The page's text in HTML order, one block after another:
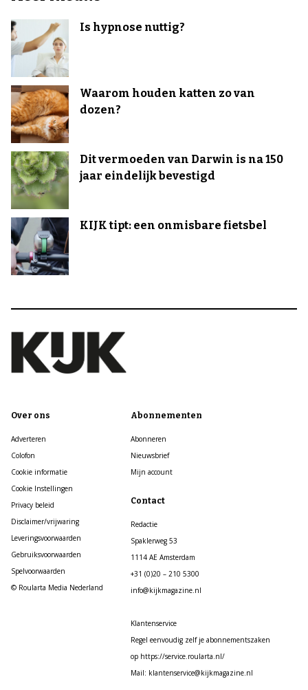
Is hypnose nuttig?
Waarom houden katten zo van
dozen?
Dit vermoeden van Darwin is na 150
jaar eindelijk bevestigd
KIJK tipt: een onmisbare fietsbel
Over ons
Adverteren
Colofon
Cookie informatie
Cookie Instellingen
Privacy beleid
Disclaimer/vrijwaring
Leveringsvoorwaarden
Gebruiksvoorwaarden
Spelvoorwaarden
© Roularta Media Nederland
Abonnementen
Abonneren
Nieuwsbrief
Mijn account
Contact
Redactie
Spaklerweg 53
1114 AE Amsterdam
+31 (0)20 – 210 5300
info@kijkmagazine.nl
Klantenservice
Regel eenvoudig zelf je abonnementszaken
op https://service.roularta.nl/
Mail: klantenservice@kijkmagazine.nl